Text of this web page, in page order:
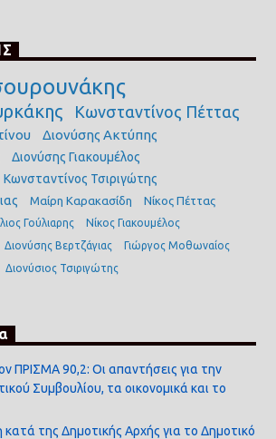
Κωνσταντίνος Πέττας
Διονύσης Ακτύπης
Διονύσης Γιακουμέλος
Κωνσταντίνος Τσιριγώτης
Μαίρη Καρακασίδη Νίκος Πέττας
Γούλιαρης
Νίκος Γιακουμέλος
Διονύσης Βερτζάγιας
Γιώργος Μοθωναίος
Διονύσιος Τσιριγώτης
ΠΡΙΣΜΑ 90,2: Οι απαντήσεις για την
Συμβουλίου, τα οικονομικά και το
της Δημοτικής Αρχής για το Δημοτικό